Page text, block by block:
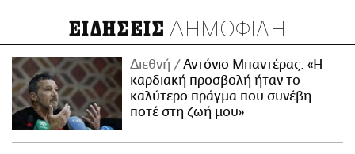
ΕΙΔΗΣΕΙΣ ΔΗΜΟΦΙΛΗ
Διεθνή
Αντόνιο Μπαντέρας: «Η
καρδιακή προσβολή ήταν το
καλύτερο πράγμα που συνέβη
ποτέ στη ζωή μου»